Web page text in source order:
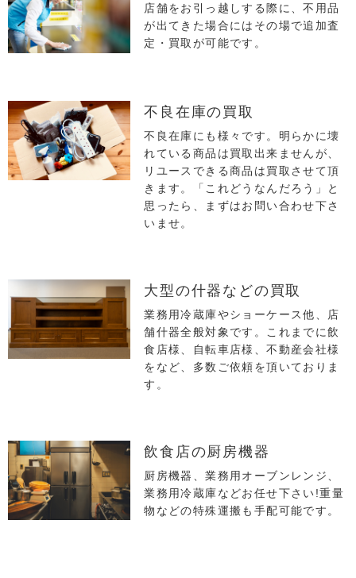
店舗をお引っ越しする際に、不用品
が出てきた場合にはその場で追加査
定・買取が可能です。
不良在庫の買取
不良在庫にも様々です。明らかに壊
れている商品は買取出来ませんが、
リユースできる商品は買取させて頂
きます。「これどうなんだろう」と
思ったら、まずはお問い合わせ下さ
いませ。
⼤型の什器などの買取
業務用冷蔵庫やショーケース他、店
舗什器全般対象です。これまでに飲
食店様、自転車店様、不動産会社様
をなど、多数ご依頼を頂いておりま
す。
飲⾷店の厨房機器
厨房機器、業務用オーブンレンジ、
業務用冷蔵庫などお任せ下さい!重量
物などの特殊運搬も手配可能です。